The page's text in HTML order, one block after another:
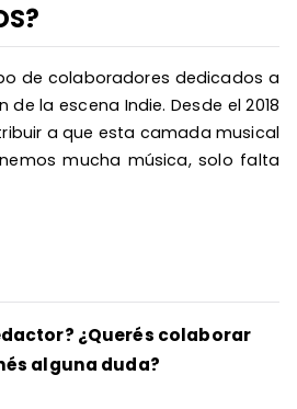
de colaboradores dedicados a
la escena Indie. Desde el 2018
a que esta camada musical
mucha música, solo falta
¿Querés colaborar
alguna duda?